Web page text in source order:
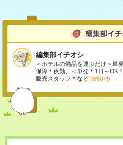
編集部イチオシ
＜ホテルの備品を運ぶだけ＞単
保障＊夜勤、＜単発＊1日～OK
販売スタッフ＊など (8/6UP!)